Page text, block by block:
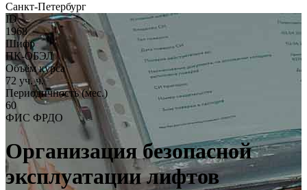
Санкт-Петербург
ID
1968
Шифр
ПК-ОБЭЛ
Объём курса
72 уч. ч.
Периодичность (мес.)
60
ФИС ФРДО
Организация безопасной
эксплуатации лифтов